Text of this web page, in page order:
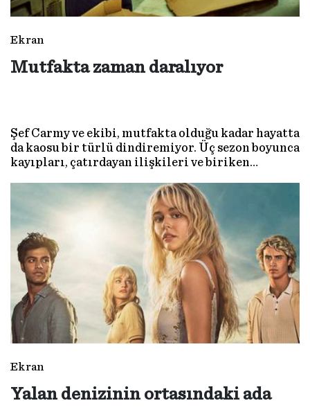
Ekran
Mutfakta zaman daralıyor
Şef Carmy ve ekibi, mutfakta olduğu kadar hayatta
da kaosu bir türlü dindiremiyor. Üç sezon boyunca
kayıpları, çatırdayan ilişkileri ve biriken
sezonunda mutfağı koruma, aile olma zamanı.
Çünkü mutfak duvarındaki sayaç yalnızca servis
kalitesi için değil iflasa doğru da geri sayıyor.
Ekran
Yalan denizinin ortasındaki ada